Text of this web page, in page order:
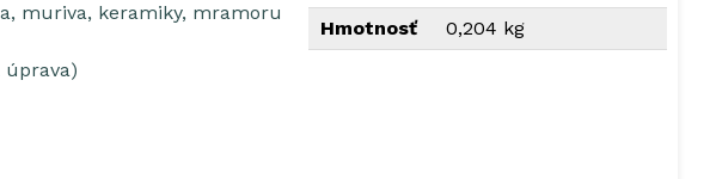
Hmotnosť 0,204 kg
muriva, keramiky, mramoru
úprava)